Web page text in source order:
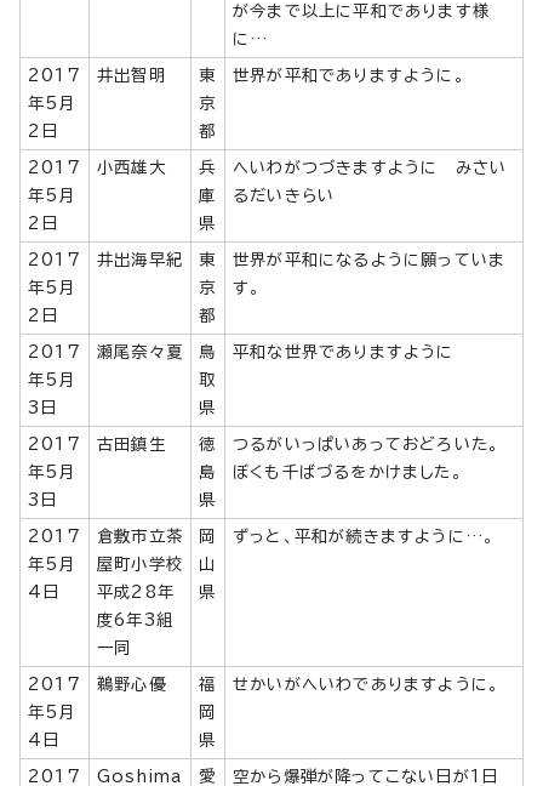
が今まで以上に平和であります様
に…
2017
年5月
2日
井出智明
東
京
都
世界が平和でありますように。
2017
年5月
2日
小西雄大
兵
庫
県
へいわがつづきますように みさい
るだいきらい
2017
年5月
2日
井出海早紀
東
京
都
世界が平和になるように願っていま
す。
2017
年5月
3日
瀬尾奈々夏
鳥
取
県
平和な世界でありますように
2017
年5月
3日
古田鎮生
徳
島
県
つるがいっぱいあっておどろいた。
ぼくも千ばづるをかけました。
2017
年5月
4日
倉敷市立茶
屋町小学校
平成28年
度6年3組
一同
岡
山
県
ずっと、平和が続きますように…。
2017
年5月
4日
鵜野心優
福
岡
県
せかいがへいわでありますように。
2017
Goshima
愛
空から爆弾が降ってこない日が1日